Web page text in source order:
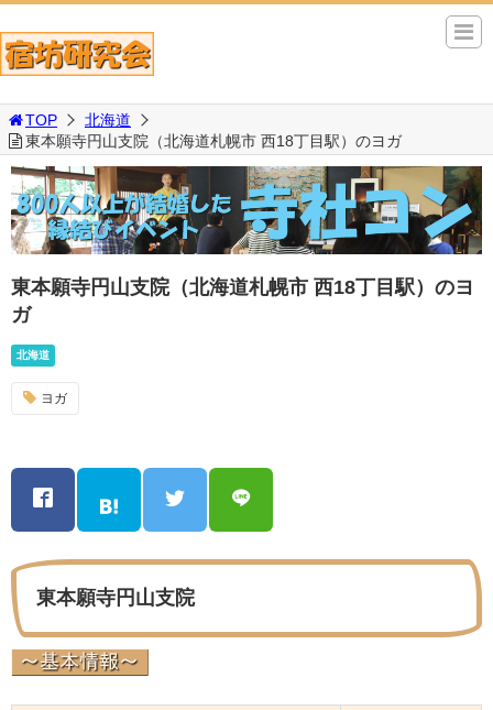
TOP
北海道
東本願寺円山支院（北海道札幌市 西18丁目駅）のヨガ
東本願寺円山支院（北海道札幌市 西18丁目駅）のヨ
ガ
北海道
ヨガ
東本願寺円山支院